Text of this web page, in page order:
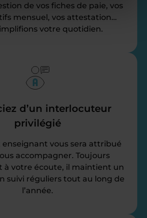
de vos fiches de paie, vos
mensuel, vos attestation…
votre quotidien.
d’un interlocuteur
privilégié
vous sera attribué
accompagner. Toujours
à votre écoute, il maintient un
suivi réguliers tout au long de
l’année.